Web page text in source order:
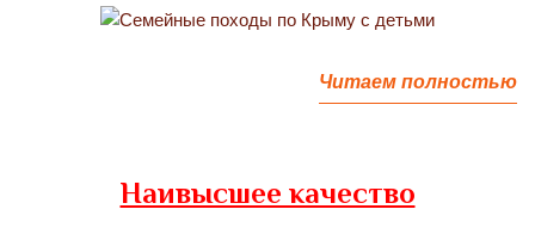
Читаем полностью
Наивысшее качество